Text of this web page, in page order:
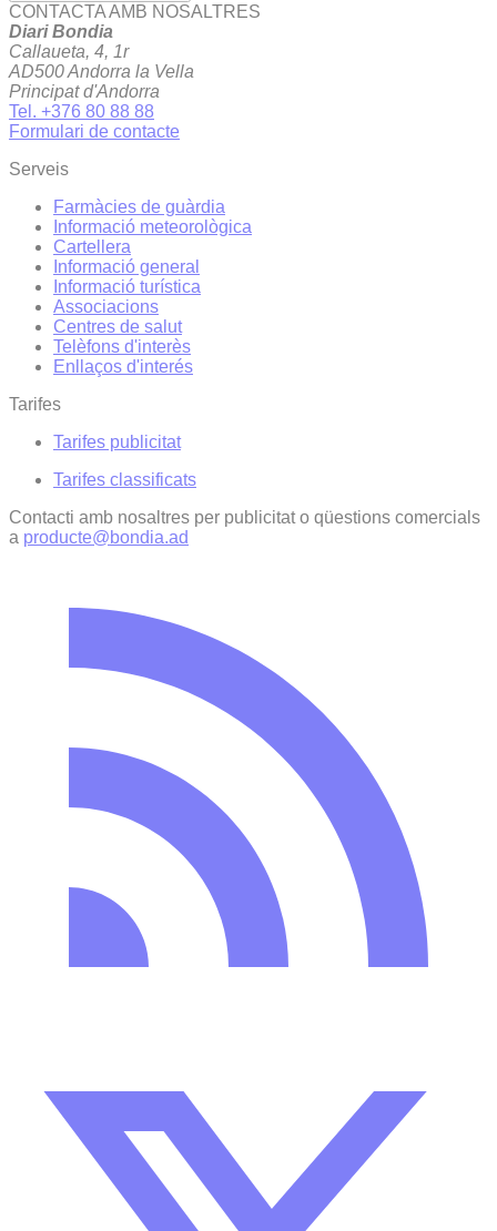
CONTACTA AMB NOSALTRES
Diari Bondia
Callaueta, 4, 1r
AD500 Andorra la Vella
Principat d'Andorra
Tel. +376 80 88 88
Formulari de contacte
Serveis
Farmàcies de guàrdia
Informació meteorològica
Cartellera
Informació general
Informació turística
Associacions
Centres de salut
Telèfons d'interès
Enllaços d'interés
Tarifes
Tarifes publicitat
Tarifes classificats
Contacti amb nosaltres per publicitat o qüestions comercials
a producte@bondia.ad